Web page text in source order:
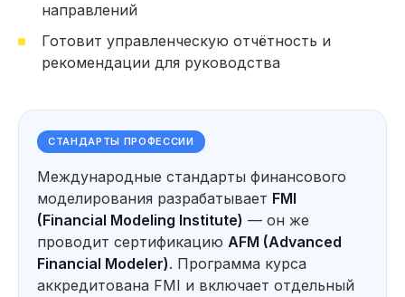
направлений
Готовит управленческую отчётность и
рекомендации для руководства
СТАНДАРТЫ ПРОФЕССИИ
Международные стандарты финансового
моделирования разрабатывает FMI
(Financial Modeling Institute) — он же
проводит сертификацию AFM (Advanced
Financial Modeler). Программа курса
аккредитована FMI и включает отдельный
(ОПУ, ОДДС, Баланс) и анализирую
финансовое состояние компании
Посмотерть еще
Использую нейросети для анализа
данных, прогнозирования
и подготовки аналитических
Прогнозирование и оценка
сценариев развития бизнеса
Оценка инвестиционной